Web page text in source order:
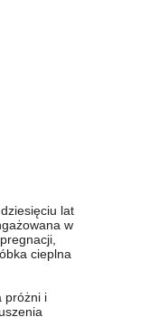
lat
w
cieplna
próżni i